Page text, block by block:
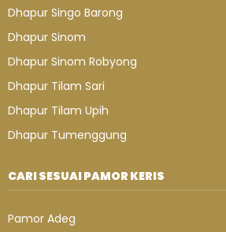
Dhapur Singo Barong
Dhapur Sinom
Dhapur Sinom Robyong
Dhapur Tilam Sari
Dhapur Tilam Upih
Dhapur Tumenggung
CARI SESUAI PAMOR KERIS
Pamor Adeg